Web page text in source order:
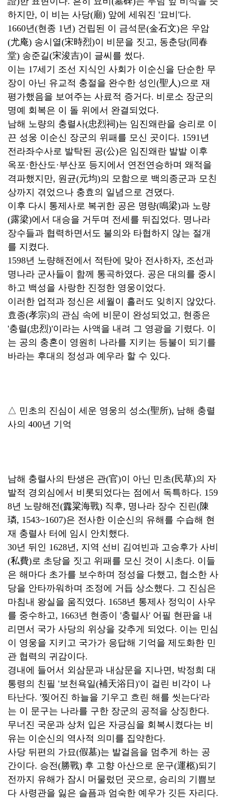
하지만, 이 비는 사당(廟) 앞에 세워진 '묘비'다.
1660년(현종 1년) 건립된 이 금석문(金石文)은 우암
(尤庵) 송시열(宋時烈)이 비문을 짓고, 동춘당(同春
堂) 송준길(宋浚吉)이 글씨를 썼다.
이는 17세기 조선 지식인 사회가 이순신을 단순한 무
장이 아닌 유교적 충절을 완수한 성인(聖人)으로 재
평가했음을 보여주는 사료적 증거다. 비로소 장군의
명예 회복은 이 돌 위에서 완결되었다.
남해 노량의 충렬사(忠烈祠)는 임진왜란을 승리로 이
끈 성웅 이순신 장군의 위패를 모신 곳이다. 1591년
전라좌수사로 발탁된 공(公)은 임진왜란 발발 이후
옥포·한산도·부산포 등지에서 연전연승하며 왜적을
격파했지만, 원균(元均)의 모함으로 백의종군과 모친
상까지 겪었으나 충효의 일념으로 견뎠다.
이후 다시 통제사로 복귀한 공은 명량(鳴梁)과 노량
(露梁)에서 대승을 거두며 전세를 뒤집었다. 명나라
장수들과 협력하면서도 불의와 타협하지 않는 절개
를 지켰다.
1598년 노량해전에서 적탄에 맞아 전사하자, 조선과
명나라 군사들이 함께 통곡하였다. 공은 대의를 중시
하고 백성을 사랑한 진정한 영웅이었다.
이러한 업적과 정신은 세월이 흘러도 잊히지 않았다.
효종(孝宗)의 관심 속에 비문이 완성되었고, 현종은
'충렬(忠烈)'이라는 사액을 내려 그 영광을 기렸다. 이
는 공의 충혼이 영원히 나라를 지키는 등불이 되기를
바라는 후대의 정성과 예우라 할 수 있다.
△ 민초의 진심이 세운 영웅의 성소(聖所), 남해 충렬
사의 400년 기억
남해 충렬사의 탄생은 관(官)이 아닌 민초(民草)의 자
발적 경외심에서 비롯되었다는 점에서 독특하다. 159
8년 노량해전(露粱海戰) 직후, 명나라 장수 진린(陳
璘, 1543~1607)은 전사한 이순신의 유해를 수습해 현
재 충렬사 터에 임시 안치했다.
30년 뒤인 1628년, 지역 선비 김여빈과 고승후가 사비
(私費)로 초당을 짓고 위패를 모신 것이 시초다. 이들
은 해마다 초가를 보수하며 정성을 다했고, 협소한 사
당을 안타까워하며 조정에 거듭 상소했다. 그 진심은
마침내 왕실을 움직였다. 1658년 통제사 정익이 사우
를 중수하고, 1663년 현종이 '충렬사' 어필 현판을 내
리면서 국가 사당의 위상을 갖추게 되었다. 이는 민심
이 영웅을 지키고 국가가 응답해 기억을 제도화한 민
관 협력의 귀감이다.
경내에 들어서 외삼문과 내삼문을 지나면, 박정희 대
통령의 친필 '보천욕일(補天浴日)'이 걸린 비각이 나
타난다. '찢어진 하늘을 기우고 흐린 해를 씻는다'라
는 이 문구는 나라를 구한 장군의 공적을 상징한다.
무너진 국운과 상처 입은 자긍심을 회복시켰다는 비
유는 이순신의 역사적 의미를 집약한다.
사당 뒤편의 가묘(假墓)는 발걸음을 멈추게 하는 공
간이다. 승전(勝戰) 후 고향 아산으로 운구(運柩)되기
전까지 유해가 잠시 머물렀던 곳으로, 승리의 기쁨보
다 사령관을 잃은 슬픔과 엄숙한 예우가 깃든 자리다.